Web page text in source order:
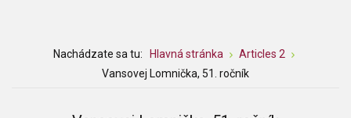
Nachádzate sa tu: Hlavná stránka
Articles 2
Vansovej Lomnička, 51. ročník